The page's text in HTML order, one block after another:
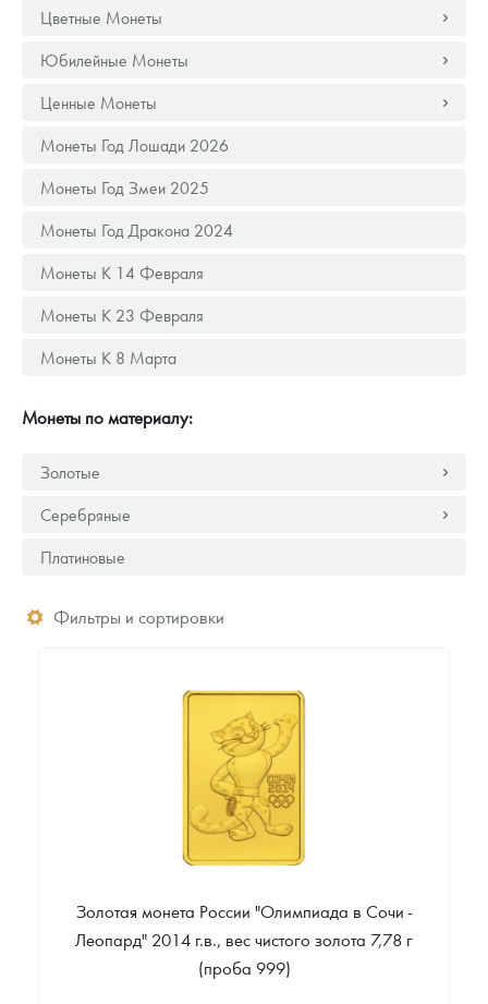
Русская нумизматика
Золотая карманная галерея
Наборы подарочных и коллекционных монет
Монеты и жетоны из недрагоценных металлов
Книги по нумизматике
Цветные Монеты
Юбилейные Монеты
Ценные Монеты
Монеты Год Лошади 2026
Монеты Год Змеи 2025
Монеты Год Дракона 2024
Монеты К 14 Февраля
Монеты К 23 Февраля
Монеты К 8 Марта
Монеты по материалу:
Золотые
Серебряные
Платиновые
Фильтры и сортировки
Золотая монета России "Олимпиада в Сочи -
Леопард" 2014 г.в., вес чистого золота 7,78 г
(проба 999)